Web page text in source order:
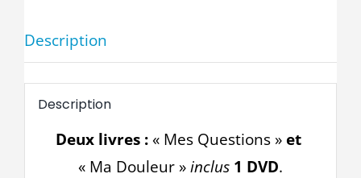
Description
Description
Deux livres : « Mes Questions » et
« Ma Douleur »inclus 1 DVD.